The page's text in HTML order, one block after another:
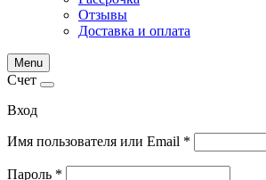
Отзывы
Доставка и оплата
Menu
Счет
Вход
Имя пользователя или Email *
Пароль *